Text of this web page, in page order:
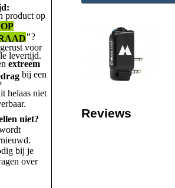
product op
"?
voor
levertijd.
extreem
bij een
helaas niet
niet?
bij je
over
Reviews